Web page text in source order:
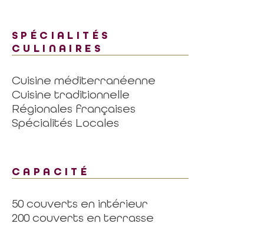
SPÉCIALITÉS
CULINAIRES
Cuisine méditerranéenne
Cuisine traditionnelle
Régionales françaises
Spécialités Locales
CAPACITÉ
50 couverts en intérieur
200 couverts en terrasse